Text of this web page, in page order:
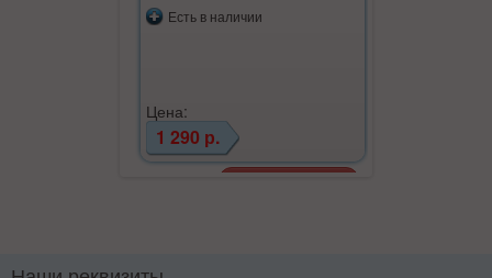
Есть в наличии
Цена:
1 290 р.